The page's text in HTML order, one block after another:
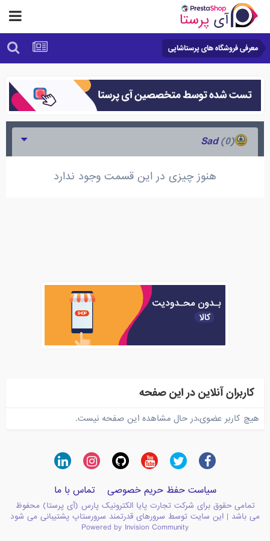
معرفی فروشگاه های پرستاشاپی
Sad
(0)
هنوز چیزی در این قسمت وجود ندارد
کاربران آنلاین در این صفحه
هیچ کاربر عضوی،در حال مشاهده این صفحه نیست.
سیاست حفظ حریم خصوصی تماس با ما
تمامی حقوق برای شرکت تجارت پایا الکترونیک پارس (آی پرستا) محفوظ
می باشد | این سایت توسط سرورهای قدرتمند سرورستاپ پشتیبانی می شود
Powered by Invision Community